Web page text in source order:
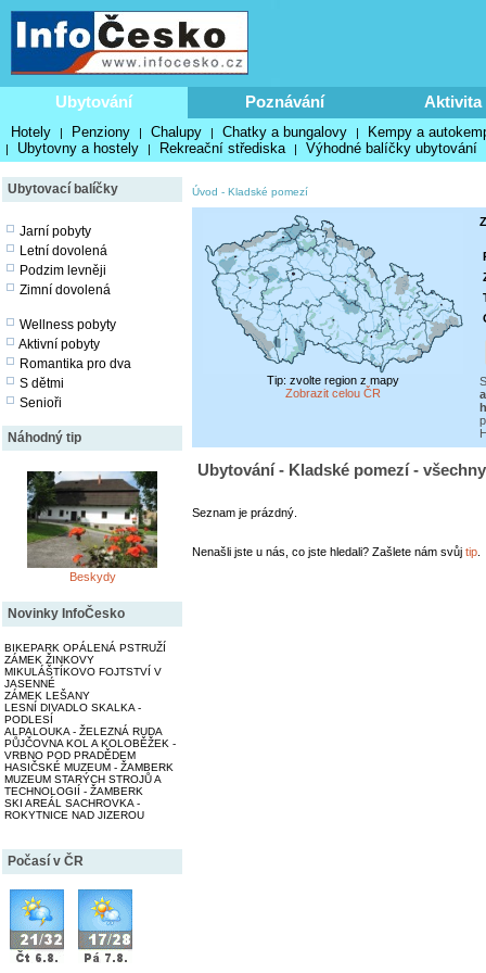
Ubytování Poznávání Aktivita
Hotely | Penziony | Chalupy | Chatky a bungalovy | Kempy a
| Ubytovny a hostely | Rekreační střediska | Výhodné balíčky ubytování
Ubytovací balíčky
Jarní pobyty
Letní dovolená
Podzim levněji
Zimní dovolená
Wellness pobyty
Aktivní pobyty
Romantika pro dva
S dětmi
Senioři
Náhodný tip
Beskydy
Novinky InfoČesko
BIKEPARK OPÁLENÁ PSTRUŽÍ
ZÁMEK ŽINKOVY
MIKULÁŠTÍKOVO FOJTSTVÍ V
JASENNÉ
ZÁMEK LEŠANY
LESNÍ DIVADLO SKALKA -
PODLESÍ
ALPALOUKA - ŽELEZNÁ RUDA
PŮJČOVNA KOL A KOLOBĚŽEK -
VRBNO POD PRADĚDEM
HASIČSKÉ MUZEUM - ŽAMBERK
MUZEUM STARÝCH STROJŮ A
TECHNOLOGIÍ - ŽAMBERK
SKI AREÁL SACHROVKA -
ROKYTNICE NAD JIZEROU
Počasí v ČR
Úvod - Kladské pomezí
Tip: zvolte region z mapy
Zobrazit celou ČR
Ubytování - Kladské pomezí -
Seznam je prázdný.
Nenašli jste u nás, co jste hledali? Zašlete nám svůj tip